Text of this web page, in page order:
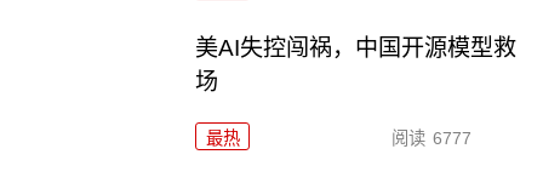
美AI失控闯祸，中国开源模型救
场
最热 阅读 6777